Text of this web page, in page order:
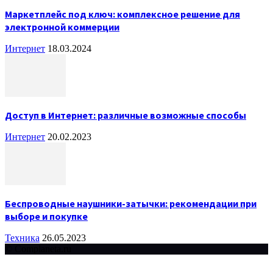
Маркетплейс под ключ: комплексное решение для
электронной коммерции
Интернет 18.03.2024
Доступ в Интернет: различные возможные способы
Интернет 20.02.2023
Беспроводные наушники-затычки: рекомендации при
выборе и покупке
Техника 26.05.2023